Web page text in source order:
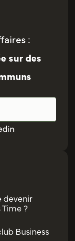
:
sur des
devenir
?
Business